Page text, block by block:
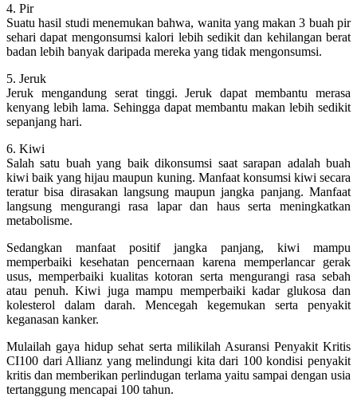
4. Pir
Suatu hasil studi menemukan bahwa, wanita yang makan 3 buah pir
sehari dapat mengonsumsi kalori lebih sedikit dan kehilangan berat
badan lebih banyak daripada mereka yang tidak mengonsumsi.
5. Jeruk
Jeruk mengandung serat tinggi. Jeruk dapat membantu merasa
kenyang lebih lama. Sehingga dapat membantu makan lebih sedikit
sepanjang hari.
6. Kiwi
Salah satu buah yang baik dikonsumsi saat sarapan adalah buah
kiwi baik yang hijau maupun kuning. Manfaat konsumsi kiwi secara
teratur bisa dirasakan langsung maupun jangka panjang. Manfaat
langsung mengurangi rasa lapar dan haus serta meningkatkan
metabolisme.
Sedangkan manfaat positif jangka panjang, kiwi mampu
memperbaiki kesehatan pencernaan karena memperlancar gerak
usus, memperbaiki kualitas kotoran serta mengurangi rasa sebah
atau penuh. Kiwi juga mampu memperbaiki kadar glukosa dan
kolesterol dalam darah. Mencegah kegemukan serta penyakit
keganasan kanker.
Mulailah gaya hidup sehat serta milikilah Asuransi Penyakit Kritis
CI100 dari Allianz yang melindungi kita dari 100 kondisi penyakit
kritis dan memberikan perlindugan terlama yaitu sampai dengan usia
tertanggung mencapai 100 tahun.